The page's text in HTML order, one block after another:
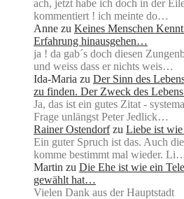
ach, jetzt habe ich doch in der
kommentiert ! ich meinte do…
Anne zu Keines Menschen
Erfahrung hinausgehen…
ja ! da gab´s doch diesen
und weiss dass er nichts weis…
Ida-Maria zu Der Sinn des
zu finden. Der Zweck des
Ja, das ist ein gutes Zitat -
Frage unlängst Peter Jedlick…
Rainer Ostendorf zu Liebe ist
Ein guter Spruch ist das. Auch
komme bestimmt mal wieder.
Martin zu Die Ehe ist wie ein
gewählt hat…
Vielen Dank aus der Hauptstadt